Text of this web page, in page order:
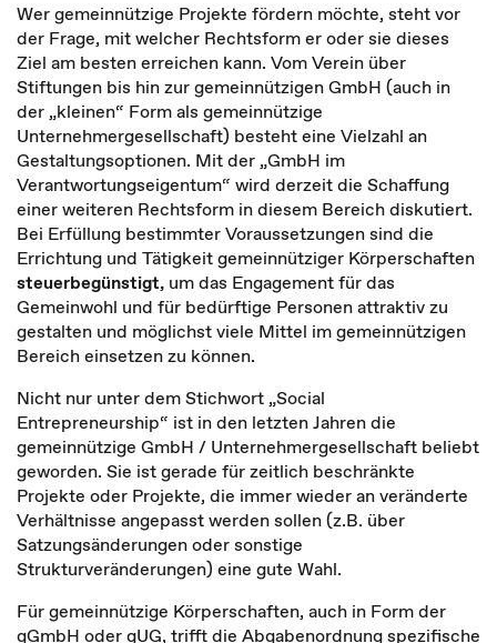
Wer gemeinnützige Projekte fördern möchte, steht vor
der Frage, mit welcher Rechtsform er oder sie dieses
Ziel am besten erreichen kann. Vom Verein über
Stiftungen bis hin zur gemeinnützigen GmbH (auch in
der „kleinen“ Form als gemeinnützige
Unternehmergesellschaft) besteht eine Vielzahl an
Gestaltungsoptionen. Mit der „GmbH im
Verantwortungseigentum“ wird derzeit die Schaffung
einer weiteren Rechtsform in diesem Bereich diskutiert.
Bei Erfüllung bestimmter Voraussetzungen sind die
Errichtung und Tätigkeit gemeinnütziger Körperschaften
steuerbegünstigt, um das Engagement für das
Gemeinwohl und für bedürftige Personen attraktiv zu
gestalten und möglichst viele Mittel im gemeinnützigen
Bereich einsetzen zu können.
Nicht nur unter dem Stichwort „Social
Entrepreneurship“ ist in den letzten Jahren die
gemeinnützige GmbH / Unternehmergesellschaft beliebt
geworden. Sie ist gerade für zeitlich beschränkte
Projekte oder Projekte, die immer wieder an veränderte
Verhältnisse angepasst werden sollen (z.B. über
Satzungsänderungen oder sonstige
Strukturveränderungen) eine gute Wahl.
Für gemeinnützige Körperschaften, auch in Form der
gGmbH oder gUG, trifft die Abgabenordnung spezifische